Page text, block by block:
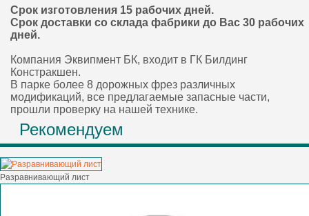
Срок изготовления 15 рабочих дней.
Срок доставки со склада фабрики до Вас 30 рабочих
дней.
Компания Эквипмент БК, входит в ГК Билдинг
Констракшен.
В парке более 8 дорожных фрез различных
модификаций, все предлагаемые запасные части,
прошли проверку на нашей технике.
Рекомендуем
Разравнивающий лист